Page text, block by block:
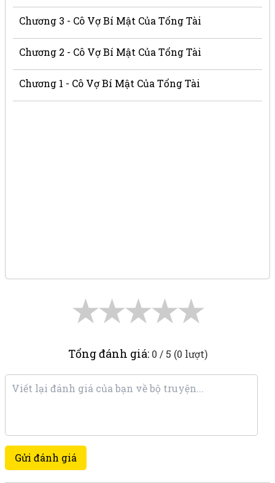
Chương 3 - Cô Vợ Bí Mật Của Tổng Tài
Chương 2 - Cô Vợ Bí Mật Của Tổng Tài
Chương 1 - Cô Vợ Bí Mật Của Tổng Tài
★
★
★
★
★
Tổng đánh giá: 0 / 5 (0 lượt)
Gửi đánh giá